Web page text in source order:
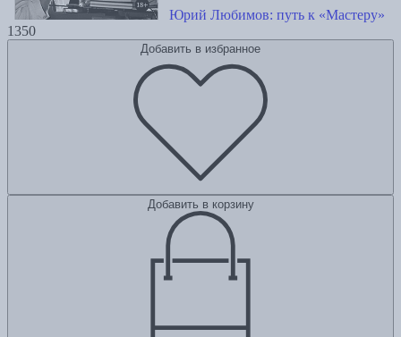
Юрий Любимов: путь к «Мастеру»
1350
Добавить в избранное
Добавить в корзину